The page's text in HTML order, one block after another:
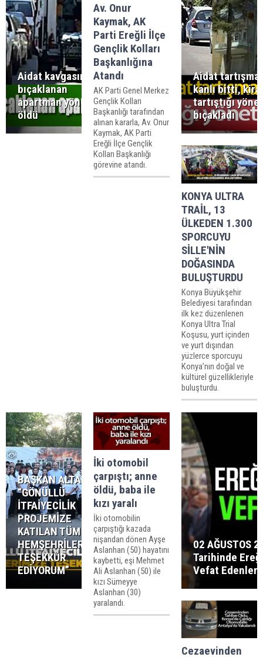
Aidat kavgasında
bıçaklanan
apartman yöneticisi
öldü
Av. Onur
Kaymak, AK
Parti Ereğli İlçe
Gençlik Kolları
Başkanlığına
Atandı
AK Parti Genel Merkez
Gençlik Kolları
Başkanlığı tarafından
alınan kararla, Av. Onur
Kaymak, AK Parti
Ereğli İlçe Gençlik
Kolları Başkanlığı
görevine atandı.
Aidat
kanlı bitti,
tartıştığı
bıçakladı
KONYA ULTRA
TRAİL, 13
ÜLKEDEN 1.300
SPORCUYU
SİLLE'NİN
DOĞASINDA
BULUŞTURDU
Konya Büyükşehir
Belediyesi tarafından
ilk kez düzenlenen
Konya Ultra Trial
Koşusu, yurt içinden
ve yurt dışından
yüzlerce sporcuyu
Konya’nın doğal ve
kültürel güzellikleriyle
buluşturdu.
BAŞKAN ALTAY:
“GÖNÜLLÜ
İTFAİYECİLİK
PROJEMİZE
KATILAN TÜM
HEMŞEHRİLERİMİZE
TEŞEKKÜR
EDİYORUM”
İki otomobil
çarpıştı; anne
öldü, baba ile
kızı yaralı
İki otomobilin
çarpıştığı kazada
nişandan dönen Ayşe
Aslanhan (50) hayatını
kaybetti, eşi Mehmet
Ali Aslanhan (50) ile
kızı Sümeyye
Aslanhan (30)
yaralandı.
02 AĞUSTOS
Tarihinde
Vefat Edenler
Cezaevinden